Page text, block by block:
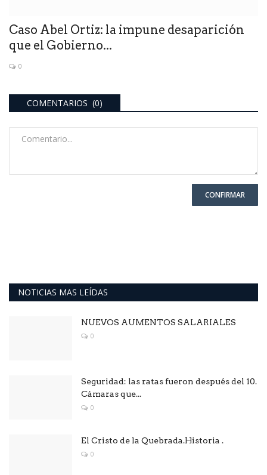
Caso Abel Ortiz: la impune desaparición
que el Gobierno...
0
COMENTARIOS (0)
CONFIRMAR
NOTICIAS MAS LEÍDAS
NUEVOS AUMENTOS SALARIALES
0
Seguridad: las ratas fueron después del 10.
Cámaras que...
0
El Cristo de la Quebrada.Historia .
0